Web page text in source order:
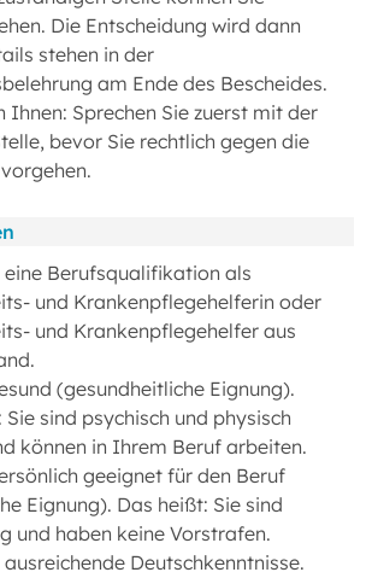
Die Entscheidung wird dann
stehen in der
am Ende des Bescheides.
Ihnen: Sprechen Sie zuerst mit der
bevor Sie rechtlich gegen die
eine Berufsqualifikation als
und Krankenpflegehelferin oder
und Krankenpflegehelfer aus
(gesundheitliche Eignung).
Sie sind psychisch und physisch
können in Ihrem Beruf arbeiten.
geeignet für den Beruf
Eignung). Das heißt: Sie sind
und haben keine Vorstrafen.
ausreichende Deutschkenntnisse.